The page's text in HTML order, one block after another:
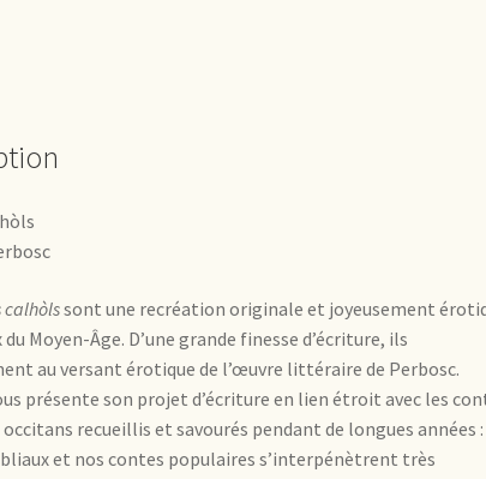
sont une recréation originale et joyeusement
du Moyen-Âge. D’une grande finesse d’écriture, ils
au versant érotique de l’œuvre littéraire de Perbosc.
présente son projet d’écriture en lien étroit avec les
recueillis et savourés pendant de longues années :
et nos contes populaires s’interpénètrent très